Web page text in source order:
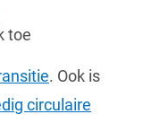
toe
. Ook is
circulaire